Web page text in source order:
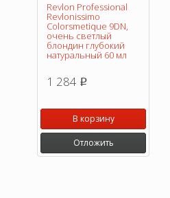
Revlon Professional
Revlonissimo
Colorsmetique 9DN,
очень светлый
блондин глубокий
натуральный 60 мл
1 284 p
В корзину
Отложить